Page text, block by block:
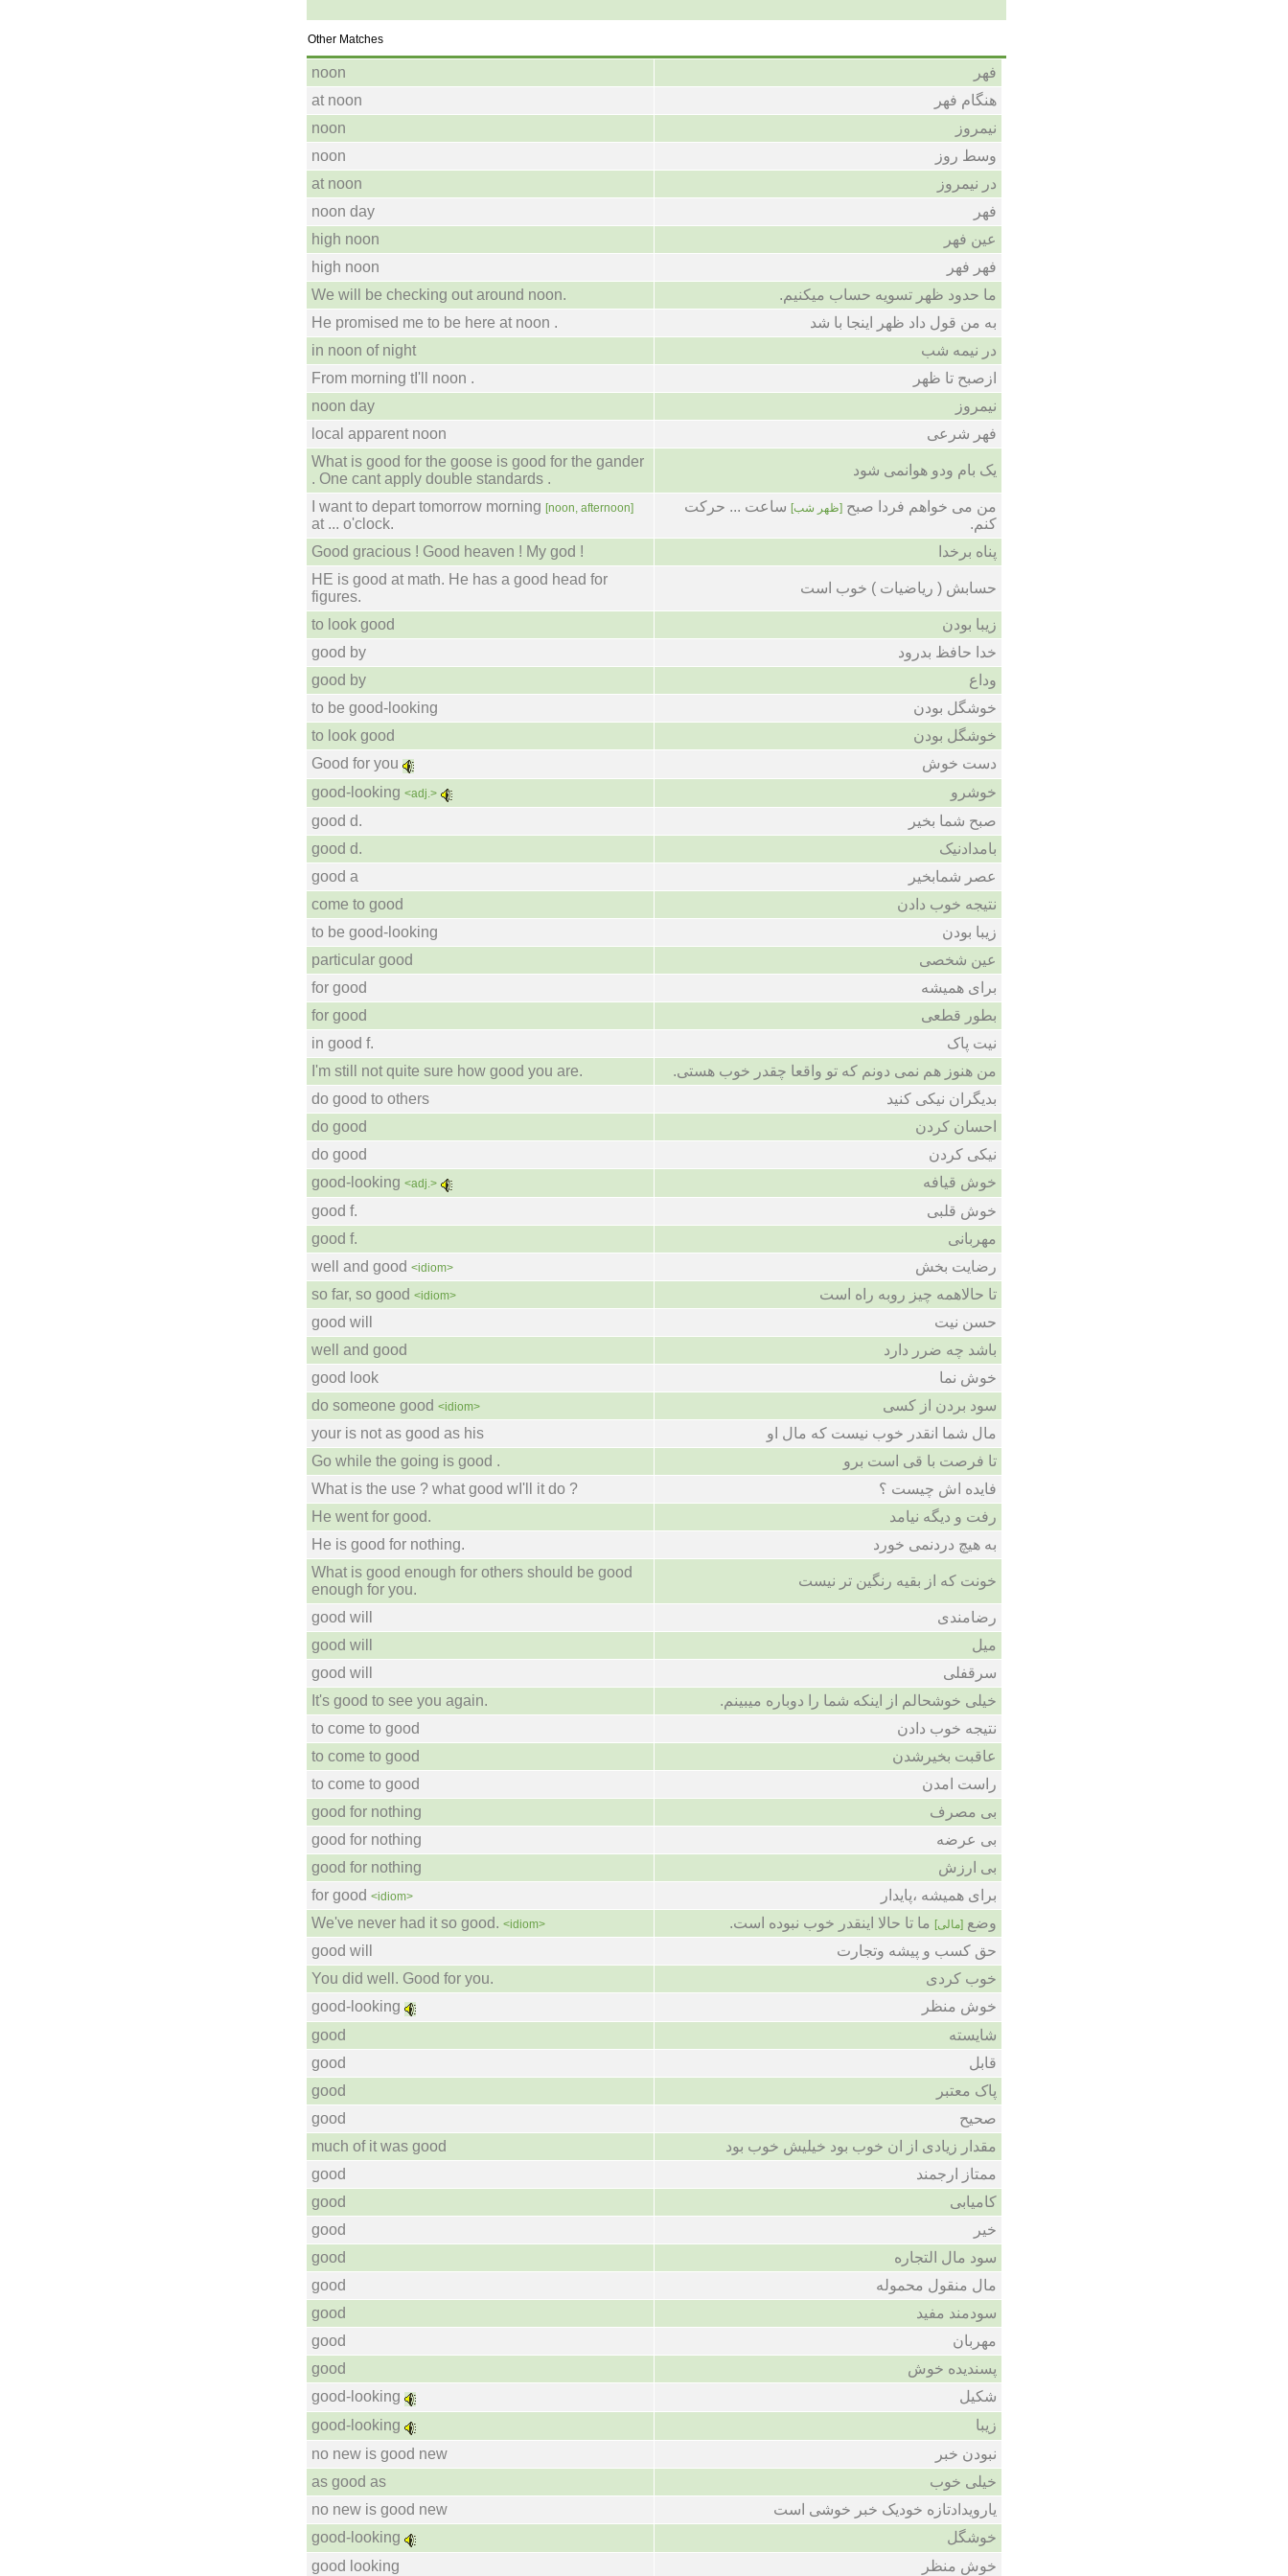
Other Matches
noon
فهر
at noon
هنگام فهر
noon
نیمروز
noon
وسط روز
at noon
در نیمروز
noon day
فهر
high noon
عین فهر
high noon
فهر فهر
We will be checking out around noon.
ما حدود ظهر تسویه حساب میکنیم.
He promised me to be here at noon .
به من قول داد ظهر اینجا با شد
in noon of night
در نیمه شب
From morning tI'll noon .
ازصبح تا ظهر
noon day
نیمروز
local apparent noon
فهر شرعی
What is good for the goose is good for the gander
. One cant apply double standards .
یک بام ودو هوانمی شود
I want to depart tomorrow morning [noon, afternoon]
at ... o'clock.
من می خواهم فردا صبح [ظهر شب] ساعت ... حرکت
کنم.
Good gracious ! Good heaven ! My god !
پناه برخدا
HE is good at math. He has a good head for
figures.
حسابش ( ریاضیات ) خوب است
to look good
زیبا بودن
good by
خدا حافظ بدرود
good by
وداع
to be good-looking
خوشگل بودن
to look good
خوشگل بودن
Good for you
دست خوش
good-looking <adj.>
خوشرو
good d.
صبح شما بخیر
good d.
بامدادنیک
good a
عصر شمابخیر
come to good
نتیجه خوب دادن
to be good-looking
زیبا بودن
particular good
عین شخصی
for good
برای همیشه
for good
بطور قطعی
in good f.
نیت پاک
I'm still not quite sure how good you are.
من هنوز هم نمی دونم که تو واقعا چقدر خوب هستی.
do good to others
بدیگران نیکی کنید
do good
احسان کردن
do good
نیکی کردن
good-looking <adj.>
خوش قیافه
good f.
خوش قلبی
good f.
مهربانی
well and good <idiom>
رضایت بخش
so far, so good <idiom>
تا حالاهمه چیز روبه راه است
good will
حسن نیت
well and good
باشد چه ضرر دارد
good look
خوش نما
do someone good <idiom>
سود بردن از کسی
your is not as good as his
مال شما انقدر خوب نیست که مال او
Go while the going is good .
تا فرصت با قی است برو
What is the use ? what good wI'll it do ?
فایده اش چیست ؟
He went for good.
رفت و دیگه نیامد
He is good for nothing.
به هیچ دردنمی خورد
What is good enough for others should be good
enough for you.
خونت که از بقیه رنگین تر نیست
good will
رضامندی
good will
میل
good will
سرقفلی
It's good to see you again.
خیلی خوشحالم از اینکه شما را دوباره میبینم.
to come to good
نتیجه خوب دادن
to come to good
عاقبت بخیرشدن
to come to good
راست امدن
good for nothing
بی مصرف
good for nothing
بی عرضه
good for nothing
بی ارزش
for good <idiom>
برای همیشه ،پایدار
We've never had it so good. <idiom> وضع [مالی] ما تا حالا اینقدر خوب نبوده است.
good will
حق کسب و پیشه وتجارت
You did well. Good for you.
خوب کردی
good-looking
خوش منظر
good
شایسته
good
قابل
good
پاک معتبر
good
صحیح
much of it was good
مقدار زیادی از ان خوب بود خیلیش خوب بود
good
ممتاز ارجمند
good
کامیابی
good
خیر
good
سود مال التجاره
good
مال منقول محموله
good
سودمند مفید
good
مهربان
good
پسندیده خوش
good-looking
شکیل
good-looking
زیبا
no new is good new
نبودن خبر
as good as
خیلی خوب
no new is good new
یارویدادتازه خودیک خبر خوشی است
good-looking
خوشگل
good looking
خوش منظر